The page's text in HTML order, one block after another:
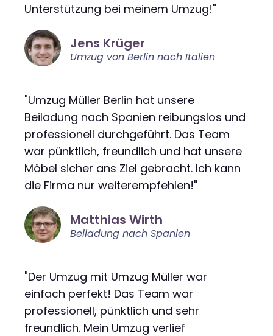
Unterstützung bei meinem Umzug!"
Jens Krüger
Umzug von Berlin nach Italien
"Umzug Müller Berlin hat unsere
Beiladung nach Spanien reibungslos und
professionell durchgeführt. Das Team
war pünktlich, freundlich und hat unsere
Möbel sicher ans Ziel gebracht. Ich kann
die Firma nur weiterempfehlen!"
Matthias Wirth
Beiladung nach Spanien
"Der Umzug mit Umzug Müller war
einfach perfekt! Das Team war
professionell, pünktlich und sehr
freundlich. Mein Umzug verlief